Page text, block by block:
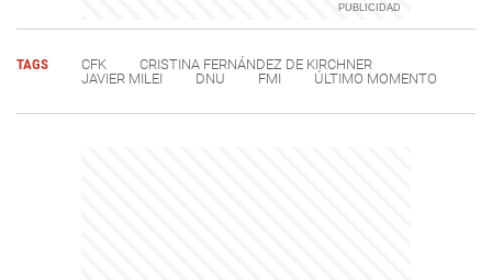
TAGS CFK
CRISTINA FERNÁNDEZ DE KIRCHNER
JAVIER MILEI
DNU FMI ÚLTIMO MOMENTO